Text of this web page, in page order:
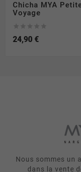
Chicha MYA
Voyage
24,90 €
Nous sommes un
dans la vente